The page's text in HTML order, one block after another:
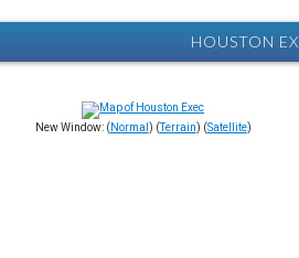
HOUSTON
New Window: ( Normal ) (Terrain) (Satellite)